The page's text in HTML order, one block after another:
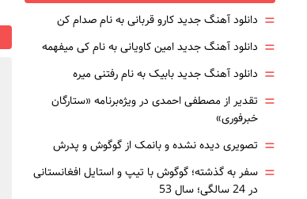
= دانلود آهنگ جدید کارو قربانی به نام صدام کن
= دانلود آهنگ جدید امین کاویانی به نام کی میفهمه
= دانلود آهنگ جدید بابیک به نام رفتنی میره
= تقدیر از مصطفی احمدی در ویژه‌برنامه «ستارگان
خبرفوری»
= تصویری دیده نشده و بانمک از گوگوش و پدرش
= سفر به گذشته؛ گوگوش با تیپ و استایل افغانستانی
در 24 سالگی؛ سال 53